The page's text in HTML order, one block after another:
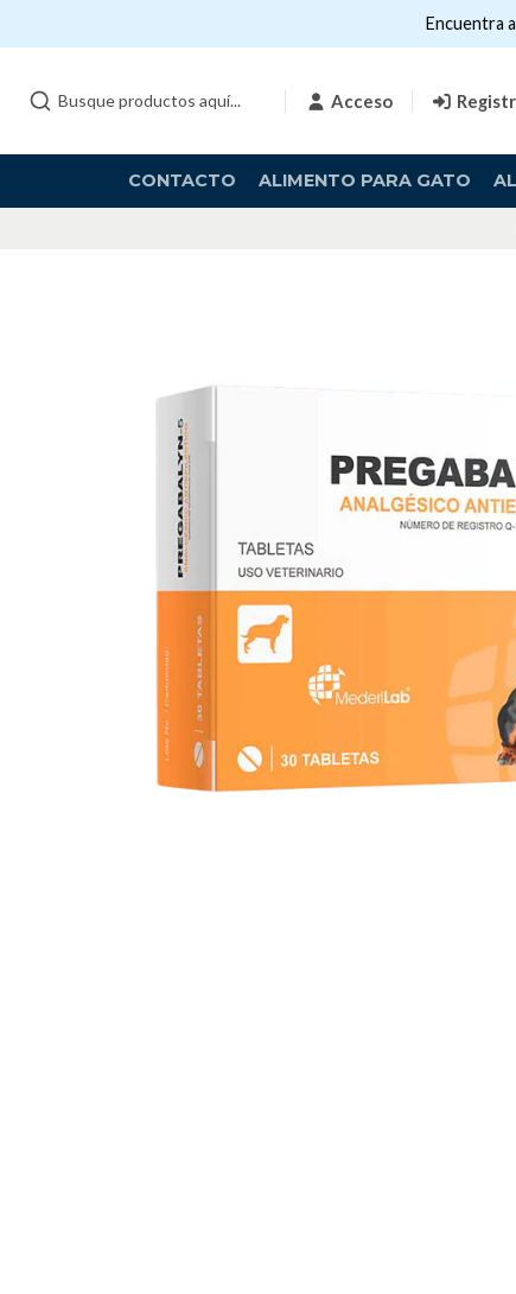
Acceso
CONTACTO ALIMENTO PARA GATO
Encuentra